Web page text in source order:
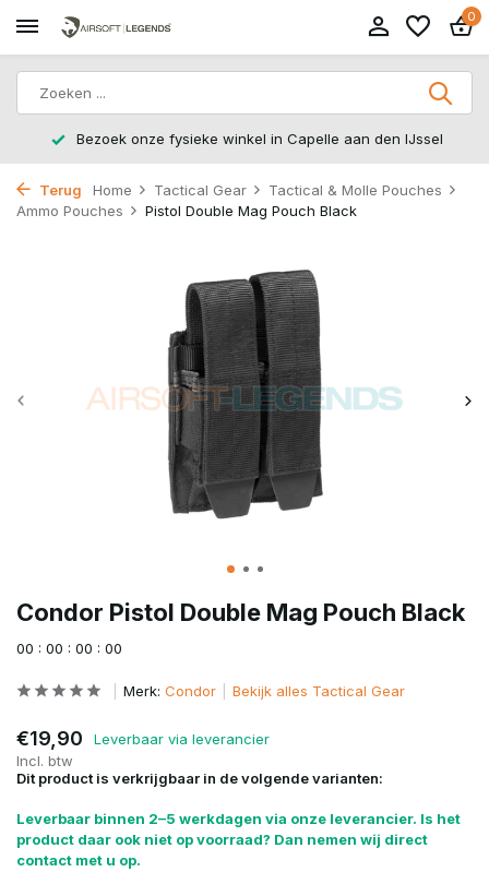
0
Bezoek onze fysieke winkel in Capelle aan den IJssel
Terug Home Tactical Gear
Tactical & Molle Pouches
Ammo Pouches
Pistol Double Mag Pouch Black
Condor Pistol Double Mag Pouch Black
00 : 00 : 00 : 00
Merk: Condor Bekijk alles Tactical Gear
€19,90
Leverbaar via leverancier
Incl. btw
Dit product is verkrijgbaar in de volgende varianten:
Leverbaar binnen 2–5 werkdagen via onze leverancier. Is het
product daar ook niet op voorraad? Dan nemen wij direct
contact met u op.